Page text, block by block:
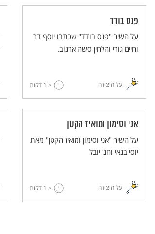
פנס בודד
על השיר "פנס בודד" שכתבו יוסף דר
וחיים גורי והלחין סשה ארגוב.
על היצירה < 1 דקות
אני וסימון ומואיז הקטן
על השיר "אני וסימון ומואיז הקטן" מאת
יוסי בנאי וחנן יובל
על היצירה < 1 דקות